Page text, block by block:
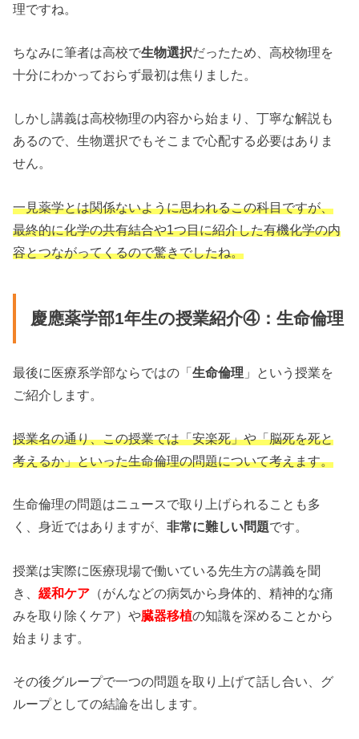
理ですね。
ちなみに筆者は高校で生物選択だったため、高校物理を
十分にわかっておらず最初は焦りました。
しかし講義は高校物理の内容から始まり、丁寧な解説も
あるので、生物選択でもそこまで心配する必要はありま
せん。
一見薬学とは関係ないように思われるこの科目ですが、
最終的に化学の共有結合や1つ目に紹介した有機化学の内
容とつながってくるので驚きでしたね。
慶應薬学部1年生の授業紹介④：生命倫理
最後に医療系学部ならではの「生命倫理 」という授業を
ご紹介します。
授業名の通り、この授業では「安楽死」や「脳死を死と
考えるか」といった生命倫理の問題について考えます。
生命倫理の問題はニュースで取り上げられることも多
く、身近ではありますが、非常に難しい問題です。
授業は実際に医療現場で働いている先生方の講義を聞
き、緩和ケア （がんなどの病気から身体的、精神的な痛
みを取り除くケア）や臓器移植の知識を深めることから
始まります。
その後グループで一つの問題を取り上げて話し合い、グ
ループとしての結論を出します。